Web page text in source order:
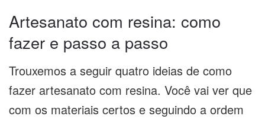
Artesanato com resina: como
fazer e passo a passo
Trouxemos a seguir quatro ideias de como
fazer artesanato com resina. Você vai ver que
com os materiais certos e seguindo a ordem